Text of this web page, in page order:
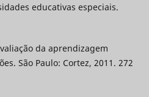
educativas especiais.
da aprendizagem
São Paulo: Cortez, 2011. 272